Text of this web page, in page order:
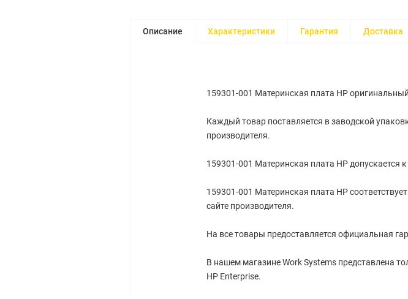
Описание Характеристики Гарантия Доставка
159301-001 Материнская плата HP
Каждый товар поставляется в заводской
производителя.
159301-001 Материнская плата HP
159301-001 Материнская плата HP
сайте производителя.
На все товары предоставляется официальная
В нашем магазине Work Systems представлена
HP Enterprise.